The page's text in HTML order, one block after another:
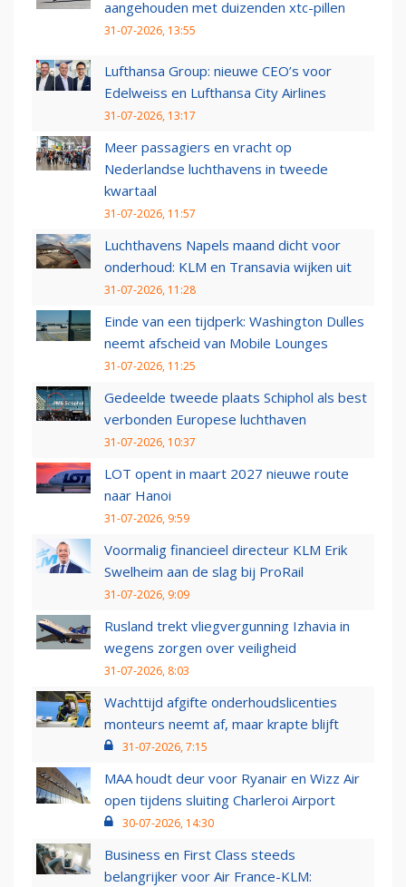
aangehouden met duizenden xtc-pillen
31-07-2026, 13:55
Lufthansa Group: nieuwe CEO’s voor
Edelweiss en Lufthansa City Airlines
31-07-2026, 13:17
Meer passagiers en vracht op
Nederlandse luchthavens in tweede
kwartaal
31-07-2026, 11:57
Luchthavens Napels maand dicht voor
onderhoud: KLM en Transavia wijken uit
31-07-2026, 11:28
Einde van een tijdperk: Washington Dulles
neemt afscheid van Mobile Lounges
31-07-2026, 11:25
Gedeelde tweede plaats Schiphol als best
verbonden Europese luchthaven
31-07-2026, 10:37
LOT opent in maart 2027 nieuwe route
naar Hanoi
31-07-2026, 9:59
Voormalig financieel directeur KLM Erik
Swelheim aan de slag bij ProRail
31-07-2026, 9:09
Rusland trekt vliegvergunning Izhavia in
wegens zorgen over veiligheid
31-07-2026, 8:03
Wachttijd afgifte onderhoudslicenties
monteurs neemt af, maar krapte blijft
31-07-2026, 7:15
MAA houdt deur voor Ryanair en Wizz Air
open tijdens sluiting Charleroi Airport
30-07-2026, 14:30
Business en First Class steeds
belangrijker voor Air France-KLM: